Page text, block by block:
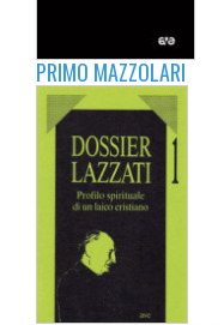
PRIMO MAZZOLARI